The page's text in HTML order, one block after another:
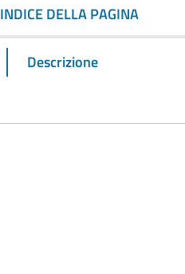
INDICE DELLA PAGINA
Descrizione